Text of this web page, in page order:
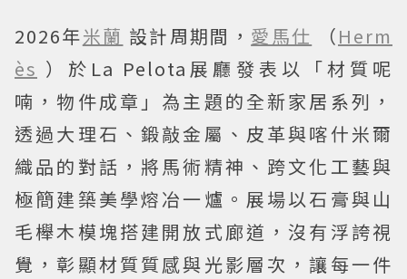
2026年米蘭 設計周期間， 愛馬仕 （Herm
ès ）於La Pelota展廳發表以「材質呢
喃，物件成章」為主題的全新家居系列，
透過大理石、鍛敲金屬、皮革與喀什米爾
織品的對話，將馬術精神、跨文化工藝與
極簡建築美學熔冶一爐。展場以石膏與山
毛櫸木模塊搭建開放式廊道，沒有浮誇視
覺，彰顯材質質感與光影層次，讓每一件